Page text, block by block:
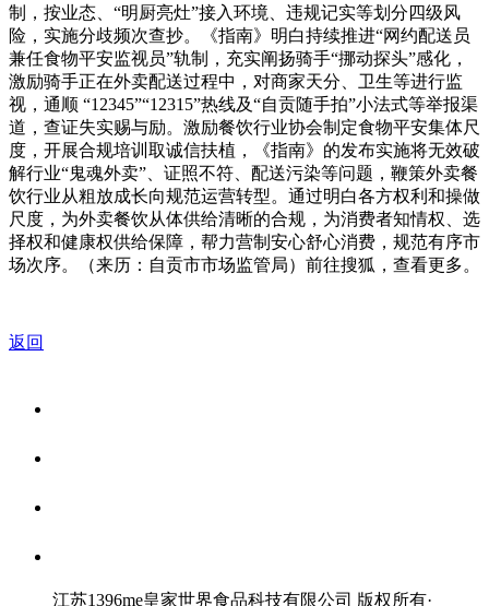
制，按业态、“明厨亮灶”接入环境、违规记实等划分四级风
险，实施分歧频次查抄。《指南》明白持续推进“网约配送员
兼任食物平安监视员”轨制，充实阐扬骑手“挪动探头”感化，
激励骑手正在外卖配送过程中，对商家天分、卫生等进行监
视，通顺 “12345”“12315”热线及“自贡随手拍”小法式等举报渠
道，查证失实赐与励。激励餐饮行业协会制定食物平安集体尺
度，开展合规培训取诚信扶植，《指南》的发布实施将无效破
解行业“鬼魂外卖”、证照不符、配送污染等问题，鞭策外卖餐
饮行业从粗放成长向规范运营转型。通过明白各方权利和操做
尺度，为外卖餐饮从体供给清晰的合规，为消费者知情权、选
择权和健康权供给保障，帮力营制安心舒心消费，规范有序市
场次序。（来历：自贡市市场监管局）前往搜狐，查看更多。
返回
江苏1396me皇家世界食品科技有限公司 版权所有·